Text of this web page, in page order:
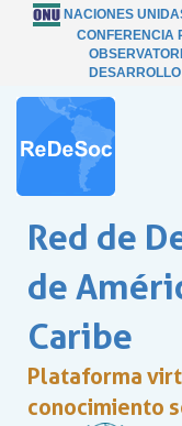
NACIONES
CONFERENCIA
Red de
de
Caribe
Plataforma
conocimiento